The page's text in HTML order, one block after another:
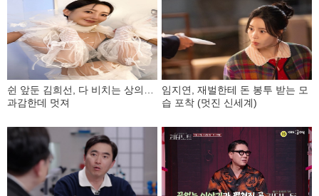
쉰 앞둔 김희선, 다 비치는 상의…
과감한데 멋져
임지연, 재벌한테 돈 봉투 받는 모
습 포착 (멋진 신세계)